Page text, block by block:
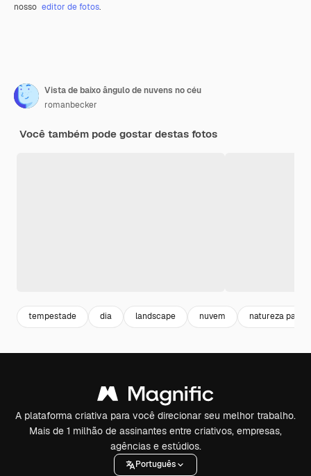
nosso editor de fotos.
Vista de baixo ângulo de nuvens no céu
romanbecker
Você também pode gostar destas fotos
tempestade dia landscape nuvem natureza
A plataforma criativa para você direcionar seu melhor trabalho.
Mais de 1 milhão de assinantes entre criativos, empresas,
agências e estúdios.
Português